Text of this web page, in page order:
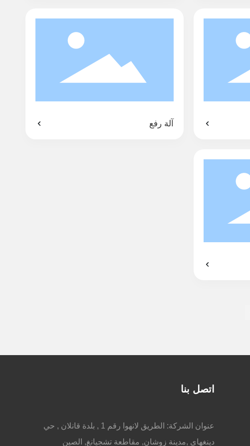
آلة رفع
اتصل بنا
عنوان الشركة: الطريق لانهوا رقم 1 , بلدة قانلان , حي
دينغهاى ,مدينة زوشان, مقاطعة تشجيانغ, الصين